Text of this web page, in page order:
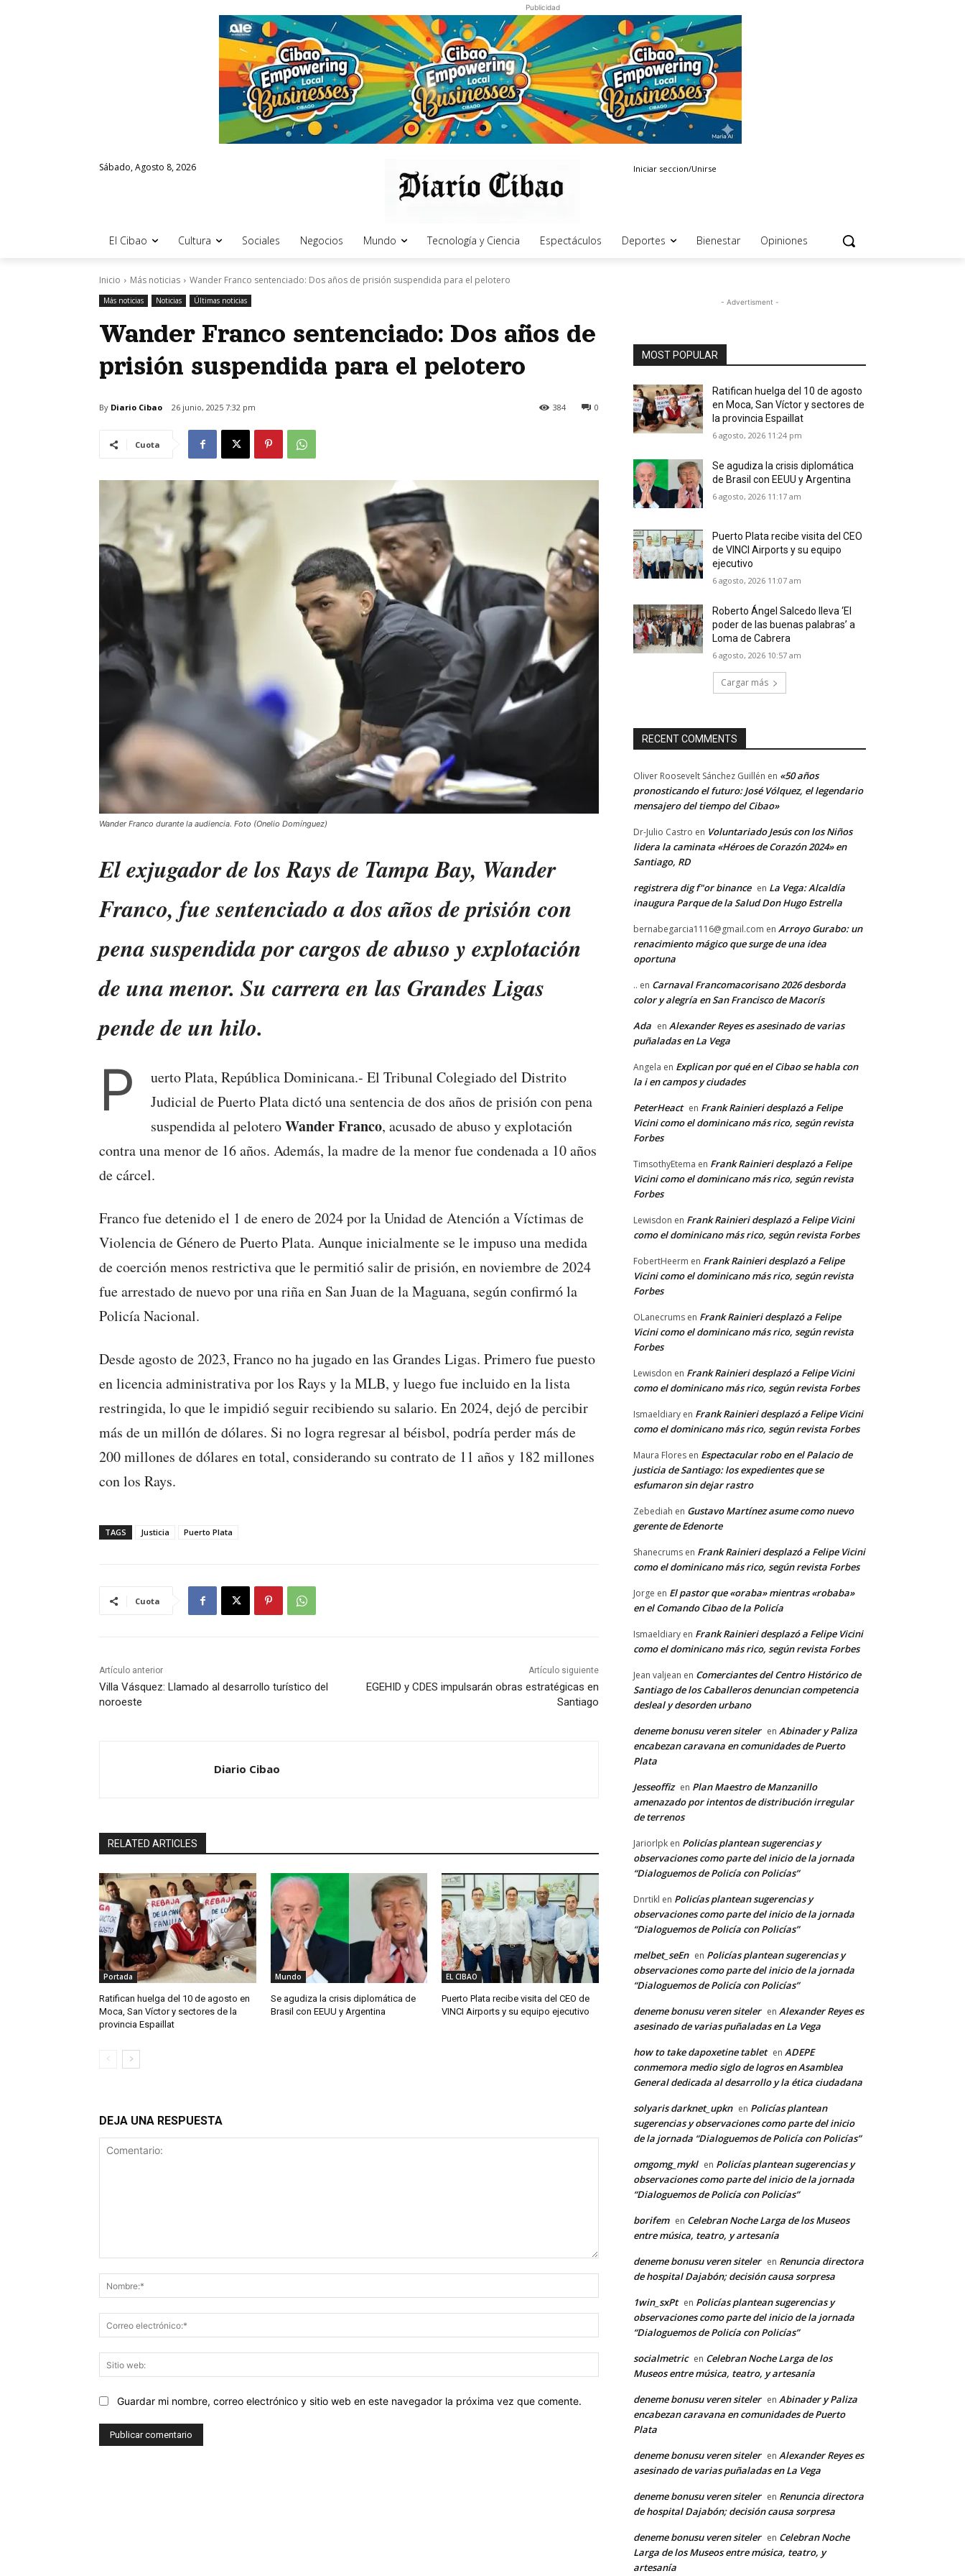
Publicidad
Sábado, Agosto 8, 2026 Iniciar seccion/Unirse
El Cibao Cultura Sociales Negocios Mundo Tecnología y Ciencia Espectáculos Deportes Bienestar Opiniones
Inicio Más noticias Wander Franco sentenciado: Dos años de prisión suspendida para el pelotero
Más noticias Noticias Últimas noticias
Wander Franco sentenciado: Dos años de
prisión suspendida para el pelotero
By Diario Cibao 26 junio, 2025 7:32 pm 0
384
Cuota
Wander Franco durante la audiencia. Foto (Onelio Domínguez)
El exjugador de los Rays de Tampa Bay, Wander
Franco, fue sentenciado a dos años de prisión con
pena suspendida por cargos de abuso y explotación
de una menor. Su carrera en las Grandes Ligas
pende de un hilo.
P
uerto Plata, República Dominicana.- El Tribunal Colegiado del Distrito
Judicial de Puerto Plata dictó una sentencia de dos años de prisión con pena
suspendida al peloteroWander Franco, acusado de abuso y explotación
contra una menor de 16 años. Además, la madre de la menor fue condenada a 10 años
de cárcel.
Franco fue detenido el 1 de enero de 2024 por la Unidad de Atención a Víctimas de
Violencia de Género de Puerto Plata. Aunque inicialmente se le impuso una medida
de coerción menos restrictiva que le permitió salir de prisión, en noviembre de 2024
fue arrestado de nuevo por una riña en San Juan de la Maguana, según confirmó la
Policía Nacional.
Desde agosto de 2023, Franco no ha jugado en las Grandes Ligas. Primero fue puesto
en licencia administrativa por los Rays y la MLB, y luego fue incluido en la lista
restringida, lo que le impidió seguir recibiendo su salario. En 2024, dejó de percibir
más de un millón de dólares. Si no logra regresar al béisbol, podría perder más de
200 millones de dólares en total, considerando su contrato de 11 años y 182 millones
con los Rays.
TAGS Justicia Puerto Plata
Cuota
Artículo anterior
Villa Vásquez: Llamado al desarrollo turístico del
noroeste
Artículo siguiente
EGEHID y CDES impulsarán obras estratégicas en
Santiago
Diario Cibao
RELATED ARTICLES
Portada
Ratifican huelga del 10 de agosto en
Moca, San Víctor y sectores de la
provincia Espaillat
Mundo
Se agudiza la crisis diplomática de
Brasil con EEUU y Argentina
EL CIBAO
Puerto Plata recibe visita del CEO de
VINCI Airports y su equipo ejecutivo
DEJA UNA RESPUESTA
Nombre:*
electrónico:*
web:
Guardar mi nombre, correo electrónico y sitio web en este navegador la próxima vez que comente.
- Advertisment -
MOST POPULAR
Ratifican huelga del 10 de agosto
en Moca, San Víctor y sectores de
la provincia Espaillat
6 agosto, 2026 11:24 pm
Se agudiza la crisis diplomática
de Brasil con EEUU y Argentina
6 agosto, 2026 11:17 am
Puerto Plata recibe visita del CEO
de VINCI Airports y su equipo
ejecutivo
6 agosto, 2026 11:07 am
Roberto Ángel Salcedo lleva ‘El
poder de las buenas palabras’ a
Loma de Cabrera
6 agosto, 2026 10:57 am
Cargar más
RECENT COMMENTS
Oliver Roosevelt Sánchez Guillén en «50 años
pronosticando el futuro: José Vólquez, el legendario
mensajero del tiempo del Cibao»
Dr-Julio Castro en Voluntariado Jesús con los Niños
lidera la caminata «Héroes de Corazón 2024» en
Santiago, RD
registrera dig f"or binance en La Vega: Alcaldía
inaugura Parque de la Salud Don Hugo Estrella
bernabegarcia1116@gmail.com en Arroyo Gurabo: un
renacimiento mágico que surge de una idea
oportuna
.. en Carnaval Francomacorisano 2026 desborda
color y alegría en San Francisco de Macorís
Ada en Alexander Reyes es asesinado de varias
puñaladas en La Vega
Angela en Explican por qué en el Cibao se habla con
la i en campos y ciudades
PeterHeact en Frank Rainieri desplazó a Felipe
Vicini como el dominicano más rico, según revista
Forbes
TimsothyEtema en Frank Rainieri desplazó a Felipe
Vicini como el dominicano más rico, según revista
Forbes
Lewisdon en Frank Rainieri desplazó a Felipe Vicini
como el dominicano más rico, según revista Forbes
FobertHeerm en Frank Rainieri desplazó a Felipe
Vicini como el dominicano más rico, según revista
Forbes
OLanecrums en Frank Rainieri desplazó a Felipe
Vicini como el dominicano más rico, según revista
Forbes
Lewisdon en Frank Rainieri desplazó a Felipe Vicini
como el dominicano más rico, según revista Forbes
Ismaeldiary en Frank Rainieri desplazó a Felipe Vicini
como el dominicano más rico, según revista Forbes
Maura Flores en Espectacular robo en el Palacio de
justicia de Santiago: los expedientes que se
esfumaron sin dejar rastro
Zebediah en Gustavo Martínez asume como nuevo
gerente de Edenorte
Shanecrums en Frank Rainieri desplazó a Felipe Vicini
como el dominicano más rico, según revista Forbes
Jorge en El pastor que «oraba» mientras «robaba»
en el Comando Cibao de la Policía
Ismaeldiary en Frank Rainieri desplazó a Felipe Vicini
como el dominicano más rico, según revista Forbes
Jean valjean en Comerciantes del Centro Histórico de
Santiago de los Caballeros denuncian competencia
desleal y desorden urbano
deneme bonusu veren siteler en Abinader y Paliza
encabezan caravana en comunidades de Puerto
Plata
Jesseoffiz en Plan Maestro de Manzanillo
amenazado por intentos de distribución irregular
de terrenos
Jariorlpk en Policías plantean sugerencias y
observaciones como parte del inicio de la jornada
“Dialoguemos de Policía con Policías”
Dnrtikl en Policías plantean sugerencias y
observaciones como parte del inicio de la jornada
“Dialoguemos de Policía con Policías”
melbet_seEn en Policías plantean sugerencias y
observaciones como parte del inicio de la jornada
“Dialoguemos de Policía con Policías”
deneme bonusu veren siteler en Alexander Reyes es
asesinado de varias puñaladas en La Vega
how to take dapoxetine tablet en ADEPE
conmemora medio siglo de logros en Asamblea
General dedicada al desarrollo y la ética ciudadana
solyaris darknet_upkn en Policías plantean
sugerencias y observaciones como parte del inicio
de la jornada “Dialoguemos de Policía con Policías”
omgomg_mykl en Policías plantean sugerencias y
observaciones como parte del inicio de la jornada
“Dialoguemos de Policía con Policías”
borifem en Celebran Noche Larga de los Museos
entre música, teatro, y artesanía
deneme bonusu veren siteler en Renuncia directora
de hospital Dajabón; decisión causa sorpresa
1win_sxPt en Policías plantean sugerencias y
observaciones como parte del inicio de la jornada
“Dialoguemos de Policía con Policías”
socialmetric en Celebran Noche Larga de los
Museos entre música, teatro, y artesanía
deneme bonusu veren siteler en Abinader y Paliza
encabezan caravana en comunidades de Puerto
Plata
deneme bonusu veren siteler en Alexander Reyes es
asesinado de varias puñaladas en La Vega
deneme bonusu veren siteler en Renuncia directora
de hospital Dajabón; decisión causa sorpresa
deneme bonusu veren siteler en Celebran Noche
Larga de los Museos entre música, teatro, y
artesanía